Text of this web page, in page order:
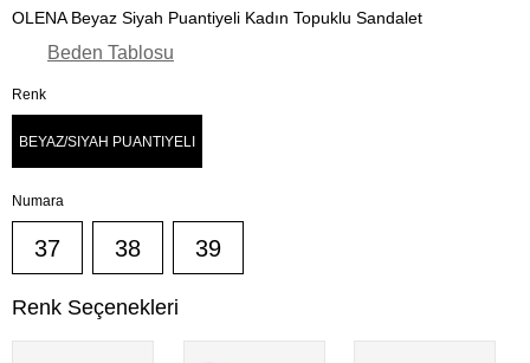
OLENA Beyaz Siyah Puantiyeli Kadın Topuklu Sandalet
Beden Tablosu
Renk
BEYAZ/SIYAH PUANTIYELI
Numara
37 38 39
Renk Seçenekleri